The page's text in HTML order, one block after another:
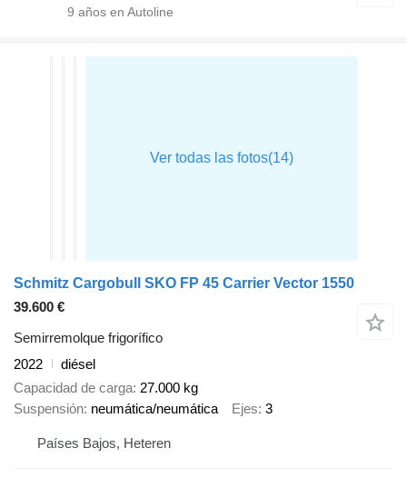
9 años en Autoline
Schmitz Cargobull SKO FP 45 Carrier Vector 1550
39.600 €
Semirremolque frigorífico
2022
diésel
Capacidad de carga 27.000 kg
Suspensión neumática/neumática Ejes 3
Países Bajos, Heteren